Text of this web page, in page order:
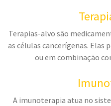
Terapias-alvo são
as células cancerígenas. Elas
ou em combinação
A imunoterapia atua no